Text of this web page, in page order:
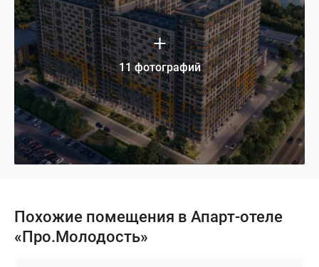
11 фотографий
Похожие помещения в Апарт-отеле
«Про.Молодость»